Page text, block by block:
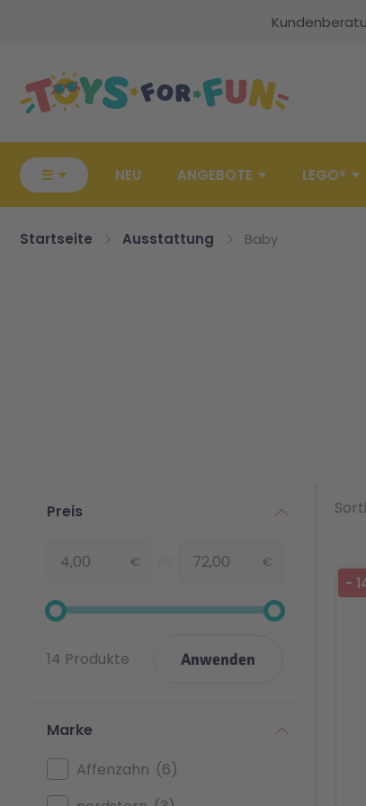
☰ NEU ANGEBOTE LEGO®
Startseite Ausstattung Baby
Preis
Von € €
14 Produkte Anwenden
Marke
Affenzahn
6
-